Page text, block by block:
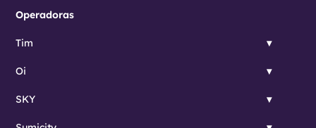
Operadoras
Tim
Oi
SKY